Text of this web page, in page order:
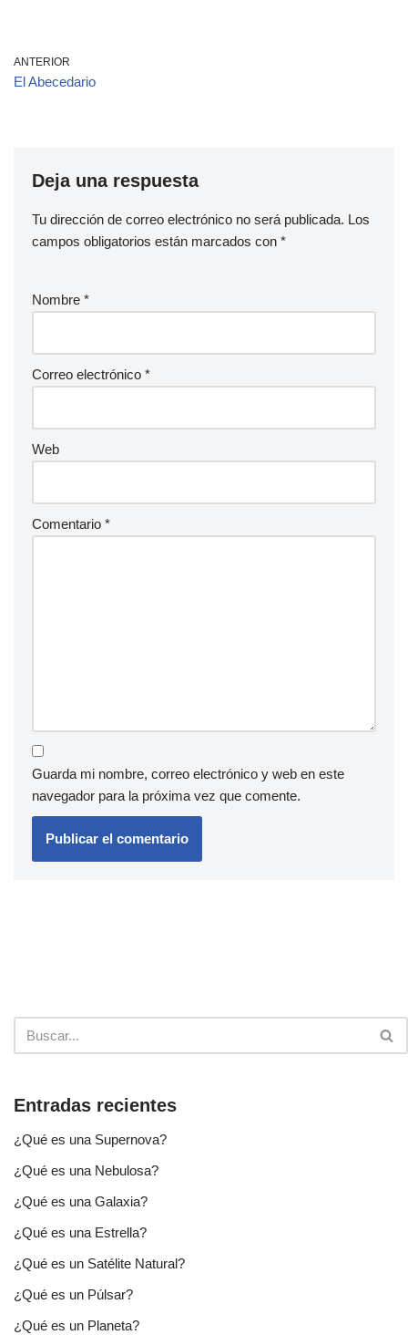
ANTERIOR
El Abecedario
Deja una respuesta
Tu dirección de correo electrónico no será publicada. Los
campos obligatorios están marcados con *
Nombre *
Correo electrónico *
Web
Comentario *
Guarda mi nombre, correo electrónico y web en este
navegador para la próxima vez que comente.
Entradas recientes
¿Qué es una Supernova?
¿Qué es una Nebulosa?
¿Qué es una Galaxia?
¿Qué es una Estrella?
¿Qué es un Satélite Natural?
¿Qué es un Púlsar?
¿Qué es un Planeta?